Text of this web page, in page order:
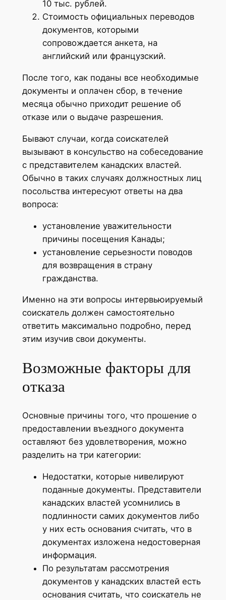
10 тыс. рублей.
Стоимость официальных переводов
документов, которыми
сопровождается анкета, на
английский или французский.
После того, как поданы все необходимые
документы и оплачен сбор, в течение
месяца обычно приходит решение об
отказе или о выдаче разрешения.
Бывают случаи, когда соискателей
вызывают в консульство на собеседование
с представителем канадских властей.
Обычно в таких случаях должностных лиц
посольства интересуют ответы на два
вопроса:
установление уважительности
причины посещения Канады;
установление серьезности поводов
для возвращения в страну
гражданства.
Именно на эти вопросы интервьюируемый
соискатель должен самостоятельно
ответить максимально подробно, перед
этим изучив свои документы.
Возможные факторы для
отказа
Основные причины того, что прошение о
предоставлении въездного документа
оставляют без удовлетворения, можно
разделить на три категории:
Недостатки, которые нивелируют
поданные документы. Представители
канадских властей усомнились в
подлинности самих документов либо
у них есть основания считать, что в
документах изложена недостоверная
информация.
По результатам рассмотрения
документов у канадских властей есть
основания считать, что соискатель не